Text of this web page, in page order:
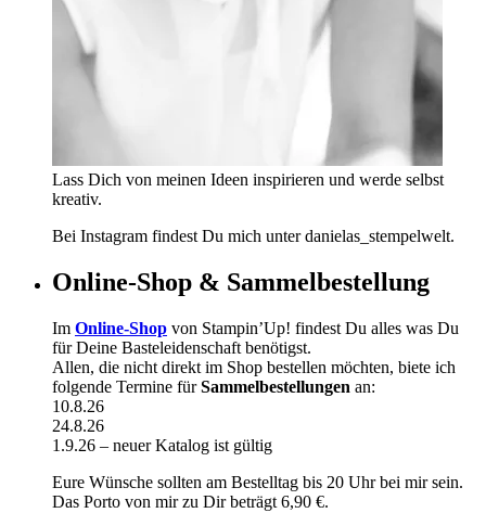
Lass Dich von meinen Ideen inspirieren und werde selbst
kreativ.
Bei Instagram findest Du mich unter danielas_stempelwelt.
Online-Shop & Sammelbestellung
Im Online-Shop von Stampin’Up! findest Du alles was Du
für Deine Basteleidenschaft benötigst.
Allen, die nicht direkt im Shop bestellen möchten, biete ich
folgende Termine fürSammelbestellungen an:
10.8.26
24.8.26
1.9.26 – neuer Katalog ist gültig
Eure Wünsche sollten am Bestelltag bis 20 Uhr bei mir sein.
Das Porto von mir zu Dir beträgt 6,90 €.